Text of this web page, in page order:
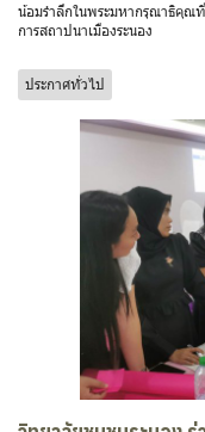
น้อมรำลึกในพระมหากรุณาธิคุณ
การสถาปนาเมืองระนอง
ประกาศทั่วไป